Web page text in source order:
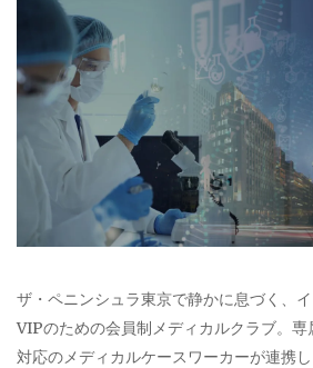
ザ・ペニンシュラ東京で静かに息づく、
VIPのための会員制メディカルクラブ。専
対応のメディカルケースワーカーが連携